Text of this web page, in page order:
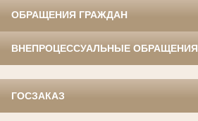
ОБРАЩЕНИЯ ГРАЖДАН
ВНЕПРОЦЕССУАЛЬНЫЕ ОБРАЩЕНИЯ
ГОСЗАКАЗ